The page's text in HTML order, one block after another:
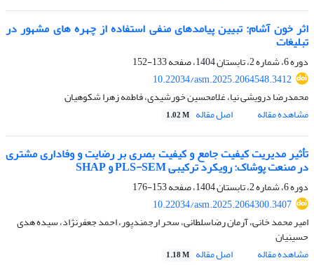
اثر خون آشام: تبیین پیامدهای منفی استفاده از چهره های مشهور در
تبلیغات
دوره 6، شماره 2، تابستان 1404، صفحه
133-152
10.22034/asm.2025.2064548.3412
محمدرضا درویشی نیا، غلامحسین خورشیدی، فاطمه زهرا شکوهیان
مشاهده مقاله
اصل مقاله 1.02 M
تأثیر مدیریت کیفیت جامع و کیفیت بصری بر رضایت و وفاداری مشتری
در صنعت پوشاک: رویکرد ترکیبی PLS-SEM و SHAP
دوره 6، شماره 2، تابستان 1404، صفحه
153-176
10.22034/asm.2025.2064300.3407
امیر محمد خانی، آرمان رضاسلطانی، سحر ارجمندپور، احمد جعفرنژاد، سیده هدی
حسینیان
مشاهده مقاله
اصل مقاله 1.18 M